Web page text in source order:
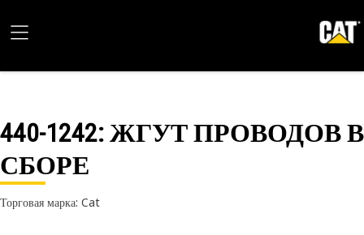
440-1242: ЖГУТ ПРОВОДОВ В
СБОРЕ
Торговая марка: Cat